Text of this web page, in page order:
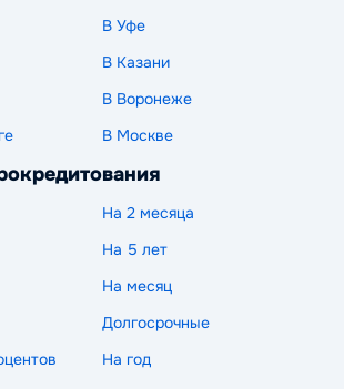
В Уфе
В Казани
В Воронеже
В Москве
На 2 месяца
На 5 лет
На месяц
Долгосрочные
На год